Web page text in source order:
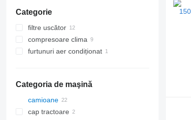
Categorie
filtre uscător
compresoare clima
furtunuri aer condiționat
Categoria de maşină
camioane
cap tractoare